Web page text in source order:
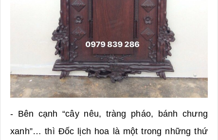
- Bên cạnh “cây nêu, tràng pháo, bánh chưng
xanh”… thì Đốc lịch hoa là một trong những thứ